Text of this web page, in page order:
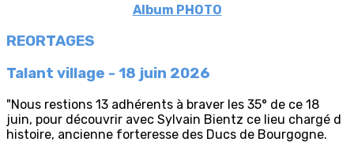
Album PHOTO
REORTAGES
Talant village - 18 juin 2026
"Nous restions 13 adhérents à braver les 35° de ce 18
juin, pour découvrir avec Sylvain Bientz ce lieu chargé d
histoire, ancienne forteresse des Ducs de Bourgogne.